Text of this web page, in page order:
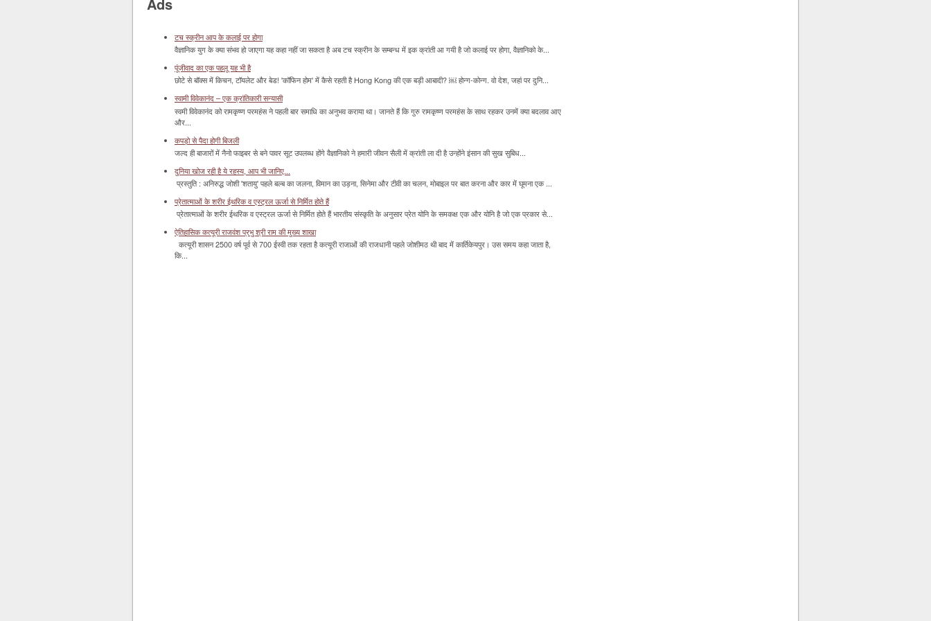
टच स्क्रीन आप के कलाई पर होगा
वैज्ञानिक युग के क्या संभव हो जाएगा यह कहा नहीं जा सकता है अब टच स्क्रीन के सम्बन्ध में इक क्रांती आ गयी है जो कलाई पर होगा, वैज्ञानिको के...
पूंजीवाद का एक पहलू यह भी है
छोटे से बॉक्‍स में किचन, टॉयलेट और बेड! 'कॉफिन होम' में कैसे रहती है Hong Kong की एक बड़ी आबादी? ￼ होन्ग-कोन्ग. वो देश, जहां पर दुनि...
स्वामी विवेकानंद – एक क्रांतिकारी सन्यासी
स्वमी विवेकानंद को रामकृष्ण परमहंस ने पहली बार समाधि का अनुभव कराया था। जानते हैं कि गुरु रामकृष्ण परमहंस के साथ रहकर उनमें क्या बदलाव आए
और...
कपड़ो से पैदा होगी बिजली
जल्द ही बाजारों में नैनो फाइबर से बने पावर सूट उपलब्ध होंगे वैज्ञानिको ने हमारी जीवन सैली में क्रांती ला दी है उन्होंने इंसान की सुख सुबिध...
दुनिया खोज रही है ये रहस्य, आप भी जानिए...
प्रस्तुति : अनिरुद्ध जोशी 'शतायु' पहले बल्ब का जलना, विमान का उड़ना, सिनेमा और टीवी का चलन, मोबाइल पर बात करना और कार में घूमना एक ...
प्रेतात्माओं के शरीर ईथरिक व एस्ट्रल ऊर्जा से निर्मित होते हैं
प्रेतात्माओं के शरीर ईथरिक व एस्ट्रल ऊर्जा से निर्मित होते हैं भारतीय संस्कृति के अनुसार प्रेत योनि के समकक्ष एक और योनि है जो एक प्रकार से...
ऐतिहासिक कत्यूरी राजवंश प्रभु श्री राम की मुख्य शाखा
कत्यूरी शासन 2500 वर्ष पूर्व से 700 ईस्वी तक रहता है कत्यूरी राजाओं की राजधानी पहले जोशीमठ थी बाद में कार्तिकेयपुर। उस समय कहा जाता है,
कि...